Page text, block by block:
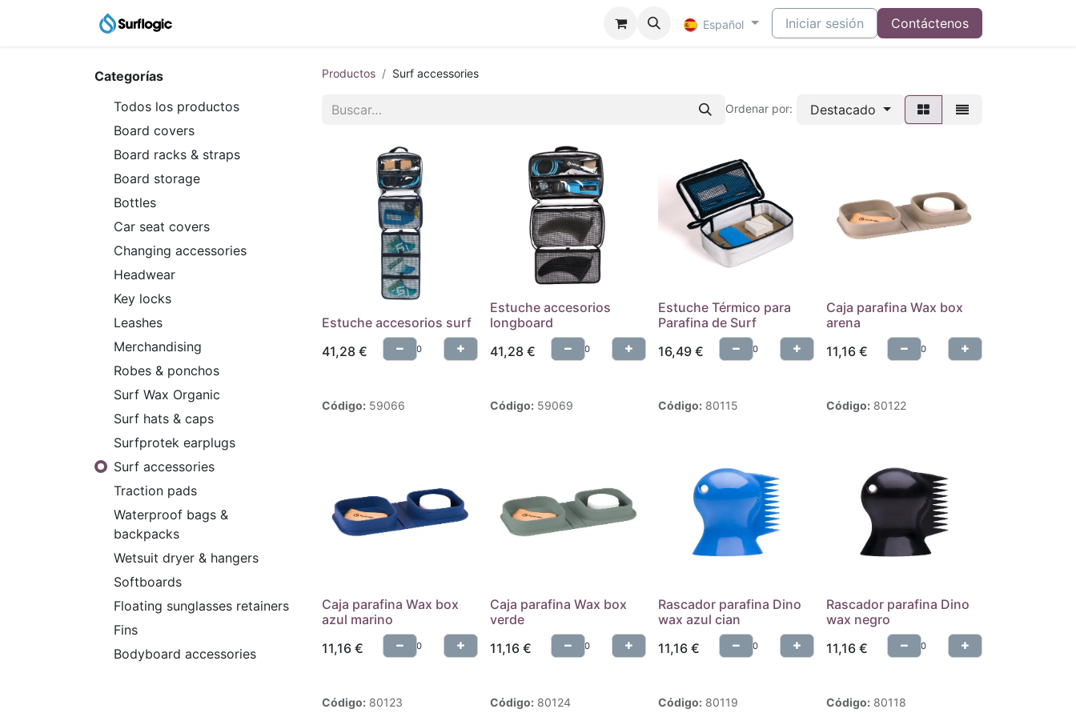
Español Iniciar sesión Contáctenos
Categorías
Todos los productos
Board covers
Board racks & straps
Board storage
Bottles
Car seat covers
Changing accessories
Headwear
Key locks
Leashes
Merchandising
Robes & ponchos
Surf Wax Organic
Surf hats & caps
Surfprotek earplugs
Surf accessories
Traction pads
Waterproof bags &
backpacks
Wetsuit dryer & hangers
Softboards
Floating sunglasses retainers
Fins
Bodyboard accessories
Productos Surf accessories
Ordenar por: Destacado
Estuche accesorios surf
41,28 €
Código: 59066
Estuche accesorios
longboard
41,28 €
Código: 59069
Estuche Térmico para
Parafina de Surf
16,49 €
Código: 80115
Caja parafina Wax box
arena
11,16 €
Código: 80122
Caja parafina Wax box
azul marino
11,16 €
Código: 80123
Caja parafina Wax box
verde
11,16 €
Código: 80124
Rascador parafina Dino
wax azul cian
11,16 €
Código: 80119
Rascador parafina Dino
wax negro
11,16 €
Código: 80118